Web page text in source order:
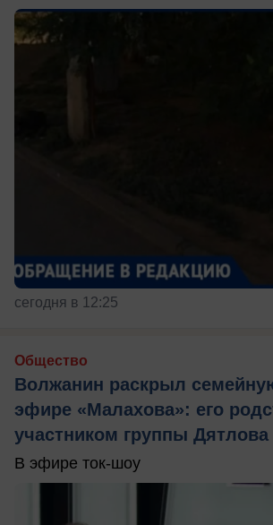
сегодня в 12:25
Общество
Волжанин раскрыл
эфире «Малахова»: его
участником группы Дятлова
В эфире ток-шоу